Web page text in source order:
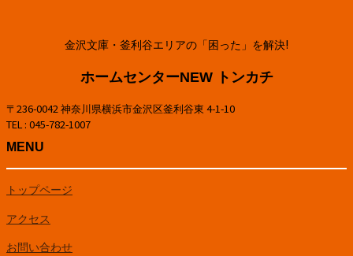
金沢文庫・釜利谷エリアの「困った」を解決!
ホームセンターNEW トンカチ
〒236-0042 神奈川県横浜市金沢区釜利谷東 4-1-10
TEL : 045-782-1007
MENU
トップページ
アクセス
お問い合わせ